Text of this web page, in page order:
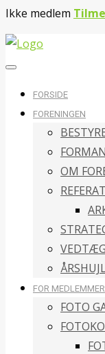
Ikke medlem
FORSIDE
FORENINGEN
OM
FOR MEDLEMMER
FOTO